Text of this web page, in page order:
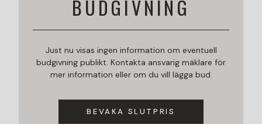
BUDGIVNING
Just nu visas ingen information om eventuell
budgivning publikt. Kontakta ansvarig mäklare för
mer information eller om du vill lägga bud.
BEVAKA SLUTPRIS